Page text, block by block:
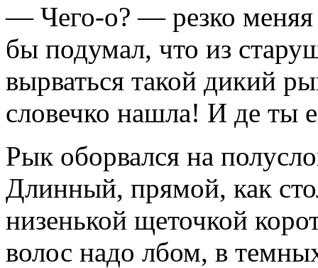
— Чего-о? — резко меняя
бы подумал, что из
вырваться такой дикий
словечко нашла! И де ты
Рык оборвался на
Длинный, прямой, как
низенькой щеточкой
волос надо лбом, в